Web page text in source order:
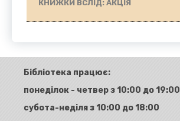
КНИЖКИ ВСЛІД: АКЦІЯ
Бібліотека працює:
понеділок - четвер з 10:00 до 19:00
субота-неділя з 10:00 до 18:00